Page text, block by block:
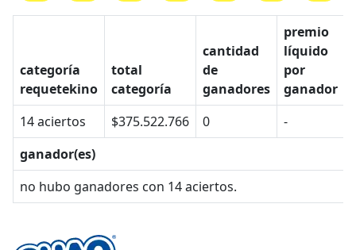
categoría
requetekino
total
categoría
cantidad
de
ganadores
premio
líquido
por
ganador
14 aciertos
$375.522.766 0
-
ganador(es)
no hubo ganadores con 14 aciertos.